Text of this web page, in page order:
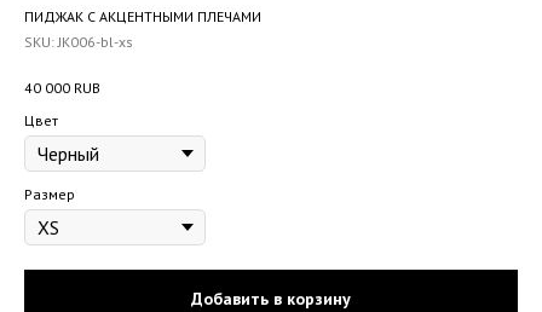
ПИДЖАК С АКЦЕНТНЫМИ ПЛЕЧАМИ
SKU:JK006-bl-xs
40 000 RUB
Цвет
Размер
Добавить в корзину